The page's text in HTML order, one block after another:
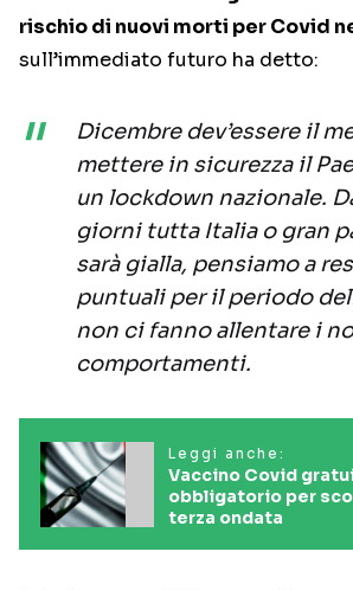
rischio di nuovi morti per Covid
sull’immediato futuro ha detto:
Dicembre dev’essere il
mettere in sicurezza il
un lockdown nazionale.
giorni tutta Italia o gran
sarà gialla, pensiamo a
puntuali per il periodo
non ci fanno allentare i
comportamenti.
Leggi anche:
Vaccino Covid
obbligatorio per
terza ondata